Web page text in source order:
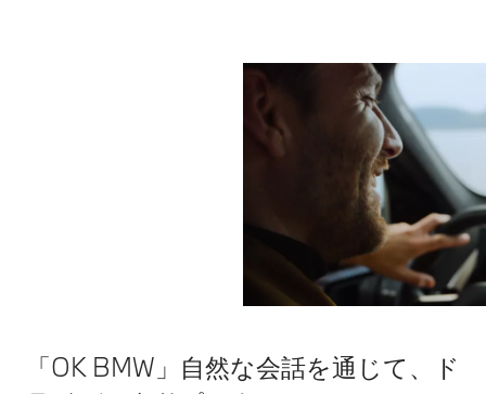
「OK BMW」自然な会話を通じて、ド